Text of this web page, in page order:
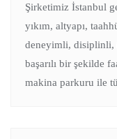
Şirketimiz İstanbul
yıkım, altyapı,
deneyimli, disiplinli,
başarılı bir şekilde
makina parkuru ile